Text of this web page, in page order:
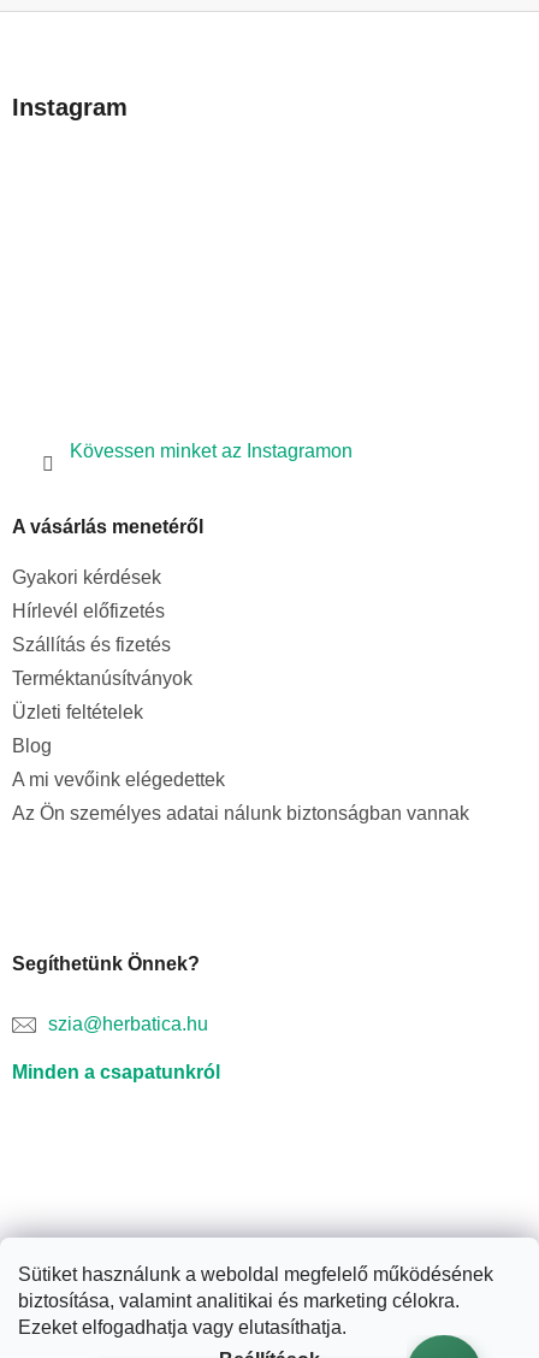
Sütiket használunk a weboldal megfelelő működésének
biztosítása, valamint analitikai és marketing célokra.
Ezeket elfogadhatja vagy elutasíthatja.
bInstagram
Kövessen minket az Instagramon
A vásárlás menetéről
Gyakori kérdések
Hírlevél előfizetés
Szállítás és fizetés
Terméktanúsítványok
Üzleti feltételek
Blog
A mi vevőink elégedettek
Az Ön személyes adatai nálunk biztonságban vannak
Segíthetünk Önnek?
szia@herbatica.hu
Minden a csapatunkról
Shoptet készítette